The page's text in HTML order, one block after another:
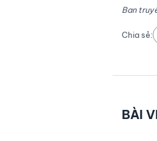
Ban
Chia sẻ:
BÀI